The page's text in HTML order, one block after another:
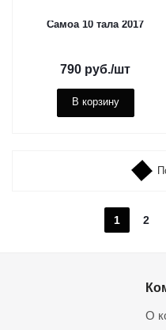
Самоа 10 тала 2017
790 руб./шт
В корзину
1 2
О